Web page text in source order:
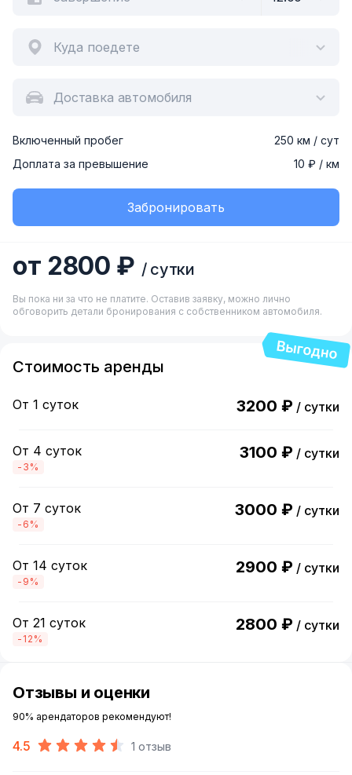
Куда поедете
Доставка автомобиля
Включенный пробег
250 км / сут
Доплата за превышение
10 ₽ / км
Забронировать
от 2800 ₽ / сутки
Вы пока ни за что не платите. Оставив заявку, можно лично
обговорить детали бронирования с собственником автомобиля.
Стоимость аренды
От 1 суток 3200 ₽ / сутки
От 4 суток
-3%
3100 ₽ / сутки
От 7 суток
-6%
3000 ₽ / сутки
От 14 суток
-9%
2900 ₽ / сутки
От 21 суток
-12%
2800 ₽ / сутки
Отзывы и оценки
90% арендаторов рекомендуют!
4.5 1 отзыв